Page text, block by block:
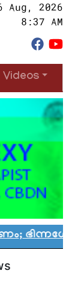
Aug, 2026
8:37 AM
Videos